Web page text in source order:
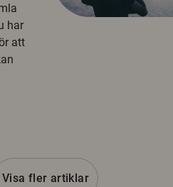
har
att
Visa fler artiklar